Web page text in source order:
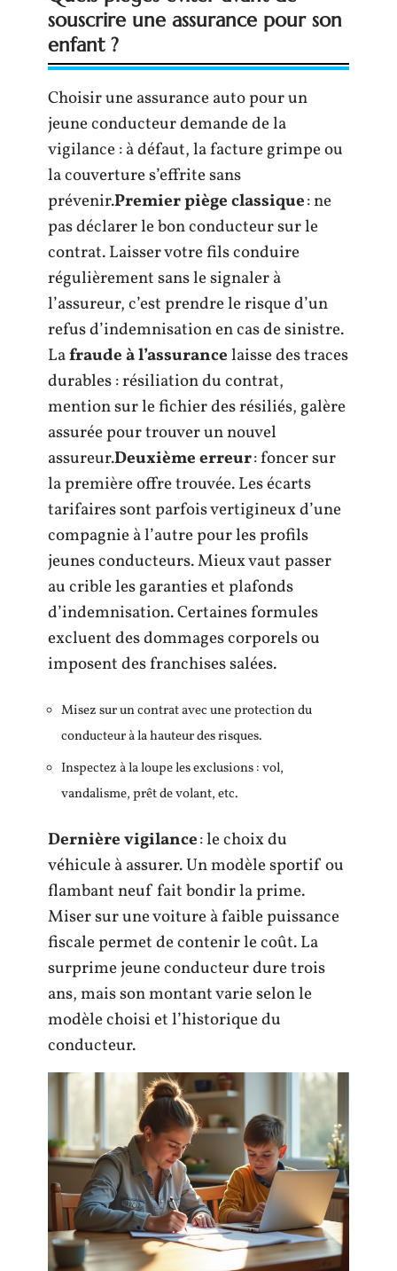
souscrire une assurance pour son
enfant ?
Choisir une assurance auto pour un
jeune conducteur demande de la
vigilance : à défaut, la facture grimpe ou
la couverture s’effrite sans
prévenir.Premier piège classique: ne
pas déclarer le bon conducteur sur le
contrat. Laisser votre fils conduire
régulièrement sans le signaler à
l’assureur, c’est prendre le risque d’un
refus d’indemnisation en cas de sinistre.
Lafraude à l’assurancelaisse des traces
durables : résiliation du contrat,
mention sur le fichier des résiliés, galère
assurée pour trouver un nouvel
assureur.Deuxième erreur: foncer sur
la première offre trouvée. Les écarts
tarifaires sont parfois vertigineux d’une
compagnie à l’autre pour les profils
jeunes conducteurs. Mieux vaut passer
au crible les garanties et plafonds
d’indemnisation. Certaines formules
excluent des dommages corporels ou
imposent des franchises salées.
Misez sur un contrat avec une protection du
conducteur à la hauteur des risques.
Inspectez à la loupe les exclusions : vol,
vandalisme, prêt de volant, etc.
Dernière vigilance: le choix du
véhicule à assurer. Un modèle sportif ou
flambant neuf fait bondir la prime.
Miser sur une voiture à faible puissance
fiscale permet de contenir le coût. La
surprime jeune conducteur dure trois
ans, mais son montant varie selon le
modèle choisi et l’historique du
conducteur.